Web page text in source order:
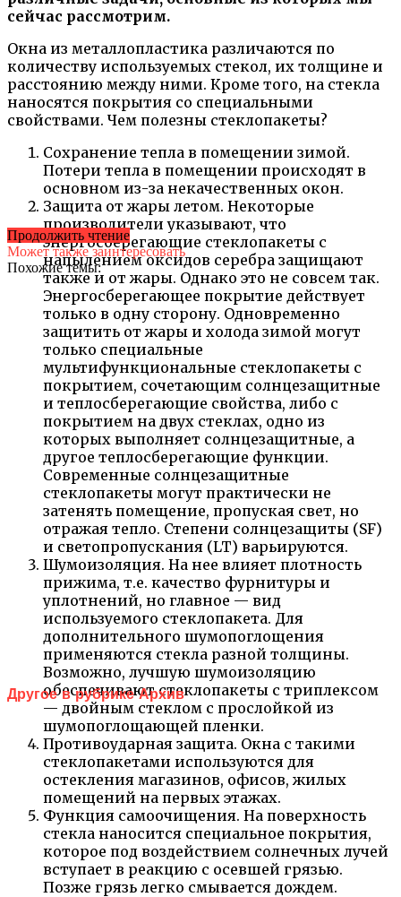
сейчас рассмотрим.
Окна из металлопластика различаются по
количеству используемых стекол, их толщине и
расстоянию между ними. Кроме того, на стекла
наносятся покрытия со специальными
свойствами. Чем полезны стеклопакеты?
Сохранение тепла в помещении зимой.
Потери тепла в помещении происходят в
основном из-за некачественных окон.
Защита от жары летом. Некоторые
производители указывают, что
энергосберегающие стеклопакеты с
напылением оксидов серебра защищают
также и от жары. Однако это не совсем так.
Энергосберегающее покрытие действует
только в одну сторону. Одновременно
защитить от жары и холода зимой могут
только специальные
мультифункциональные стеклопакеты с
покрытием, сочетающим солнцезащитные
и теплосберегающие свойства, либо с
покрытием на двух стеклах, одно из
которых выполняет солнцезащитные, а
другое теплосберегающие функции.
Современные солнцезащитные
стеклопакеты могут практически не
затенять помещение, пропуская свет, но
отражая тепло. Степени солнцезащиты (SF)
и светопропускания (LT) варьируются.
Шумоизоляция. На нее влияет плотность
прижима, т.е. качество фурнитуры и
уплотнений, но главное — вид
используемого стеклопакета. Для
дополнительного шумопоглощения
применяются стекла разной толщины.
Возможно, лучшую шумоизоляцию
обеспечивают стеклопакеты с триплексом
— двойным стеклом с прослойкой из
шумопоглощающей пленки.
Противоударная защита. Окна с такими
стеклопакетами используются для
остекления магазинов, офисов, жилых
помещений на первых этажах.
Функция самоочищения. На поверхность
стекла наносится специальное покрытия,
которое под воздействием солнечных лучей
вступает в реакцию с осевшей грязью.
Позже грязь легко смывается дождем.
Продолжить чтение
Может также заинтересовать
Похожие темы:
Другое в рубрике Архив